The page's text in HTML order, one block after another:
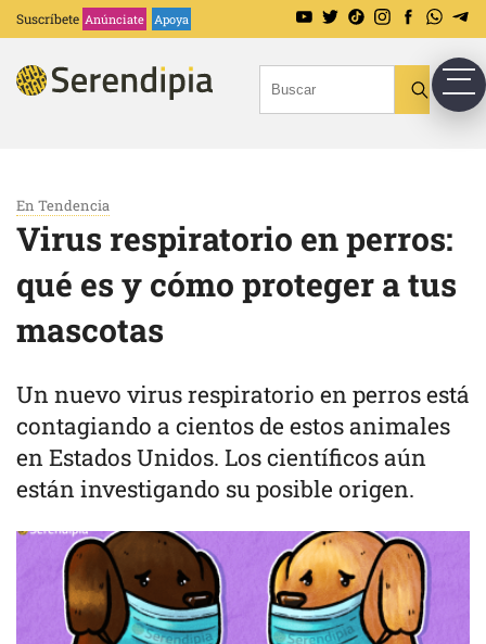
Suscríbete Anúnciate Apoya
En Tendencia
Virus respiratorio en perros:
qué es y cómo proteger a tus
mascotas
Un nuevo virus respiratorio en perros está
contagiando a cientos de estos animales
en Estados Unidos. Los científicos aún
están investigando su posible origen.